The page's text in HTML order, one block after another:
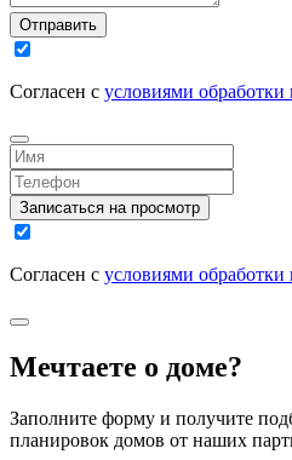
Отправить
Согласен с условиями
Записаться на просмотр
Согласен с условиями
Мечтаете о доме?
Заполните форму и получите
планировок домов от наших